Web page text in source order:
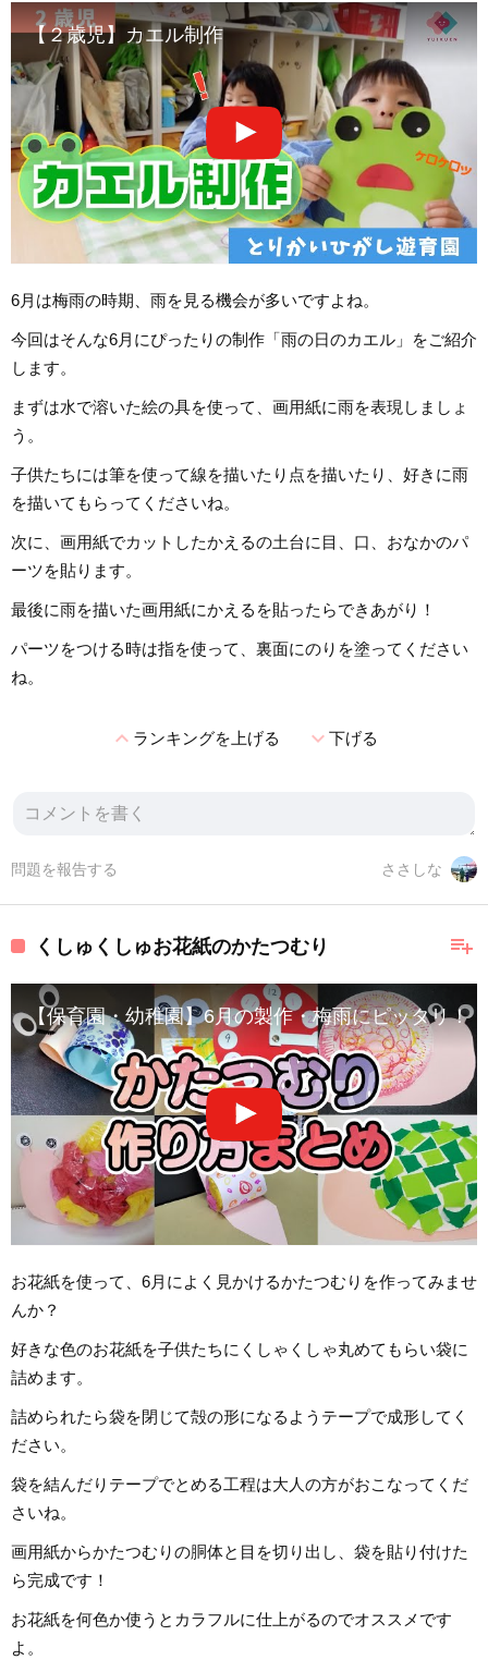
【２歳児】カエル制作
6月は梅雨の時期、雨を見る機会が多いですよね。
今回はそんな6月にぴったりの制作「雨の日のカエル」をご紹介
します。
まずは水で溶いた絵の具を使って、画用紙に雨を表現しましょ
う。
子供たちには筆を使って線を描いたり点を描いたり、好きに雨
を描いてもらってくださいね。
次に、画用紙でカットしたかえるの土台に目、口、おなかのパ
ーツを貼ります。
最後に雨を描いた画用紙にかえるを貼ったらできあがり！
パーツをつける時は指を使って、裏面にのりを塗ってください
ね。
expand_lessランキングを上げる expand_more下げる
ささしな
問題を報告する
playlist_add
くしゅくしゅお花紙のかたつむり
【保育園・幼稚園】6月の製作・梅雨にピッタリ！
お花紙を使って、6月によく見かけるかたつむりを作ってみませ
んか？
好きな色のお花紙を子供たちにくしゃくしゃ丸めてもらい袋に
詰めます。
詰められたら袋を閉じて殻の形になるようテープで成形してく
ださい。
袋を結んだりテープでとめる工程は大人の方がおこなってくだ
さいね。
画用紙からかたつむりの胴体と目を切り出し、袋を貼り付けた
ら完成です！
お花紙を何色か使うとカラフルに仕上がるのでオススメです
よ。